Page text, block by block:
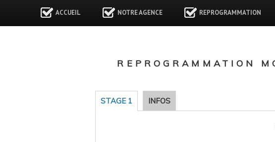
ACCUEIL NOTRE AGENCE REPROGRAMMATION
REPROGRAMMATION
STAGE 1 INFOS